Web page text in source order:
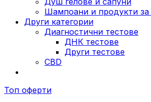
Шампоани и продукти за
Други категории
Диагностични тестове
ДНК тестове
Други тестове
CBD
Топ оферти